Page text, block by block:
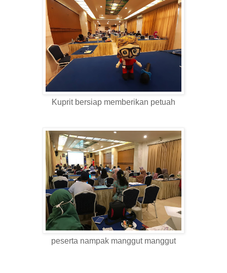
Kuprit bersiap memberikan petuah
peserta nampak manggut manggut